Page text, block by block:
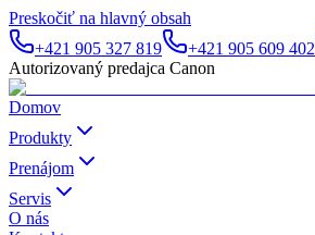
Preskočiť na hlavný obsah
+421 905 327 819
+421 905 609 402
Autorizovaný predajca Canon
Domov
Produkty
Prenájom
Servis
O nás